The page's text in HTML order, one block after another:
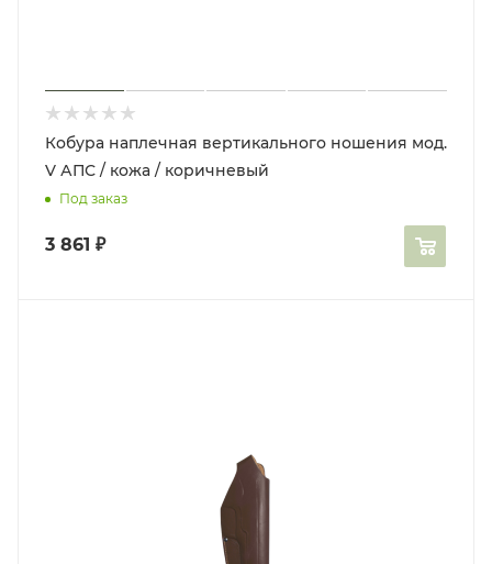
Кобура наплечная вертикального ношения мод.
V АПС / кожа / коричневый
Под заказ
3 861 ₽